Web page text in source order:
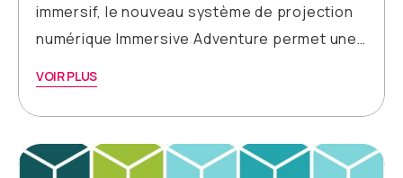
immersif, le nouveau système de projection
numérique Immersive Adventure permet une…
VOIR PLUS